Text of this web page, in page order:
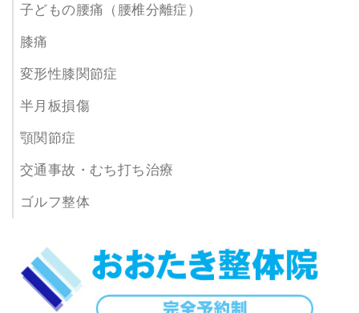
子どもの腰痛（腰椎分離症）
膝痛
変形性膝関節症
半月板損傷
顎関節症
交通事故・むち打ち治療
ゴルフ整体